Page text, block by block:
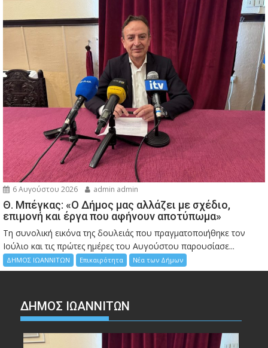
6 Αυγούστου 2026 admin admin
Θ. Μπέγκας: «Ο Δήμος μας αλλάζει με σχέδιο,
επιμονή και έργα που αφήνουν αποτύπωμα»
Τη συνολική εικόνα της δουλειάς που πραγματοποιήθηκε τον
Ιούλιο και τις πρώτες ημέρες του Αυγούστου παρουσίασε...
ΔΗΜΟΣ ΙΩΑΝΝΙΤΩΝ Επικαιρότητα Νέα των Δήμων
ΔΗΜΟΣ ΙΩΑΝΝΙΤΩΝ